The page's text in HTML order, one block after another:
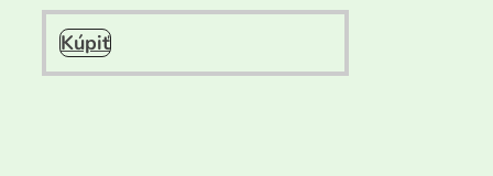
Kúpiť